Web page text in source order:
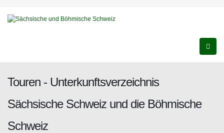
Touren - Unterkunftsverzeichnis
Sächsische Schweiz und die Böhmische
Schweiz